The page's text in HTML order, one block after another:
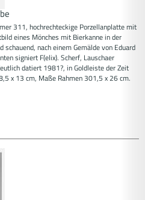
311, hochrechteckige Porzellanplatte mit
eines Mönches mit Bierkanne in der
nach einem Gemälde von Eduard
signiert F(elix). Scherf, Lauschaer
datiert 1981?, in Goldleiste der Zeit
x 13 cm, Maße Rahmen 301,5 x 26 cm.